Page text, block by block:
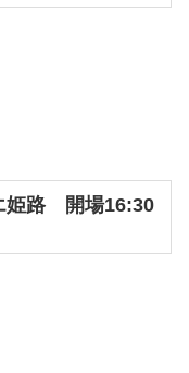
姫路 開場16:30